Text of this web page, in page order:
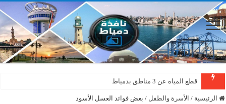
قطع المياه عن 3 مناطق بدمياط
الرئيسية / الأسرة والطفل / بعض فوائد العسل الأسود